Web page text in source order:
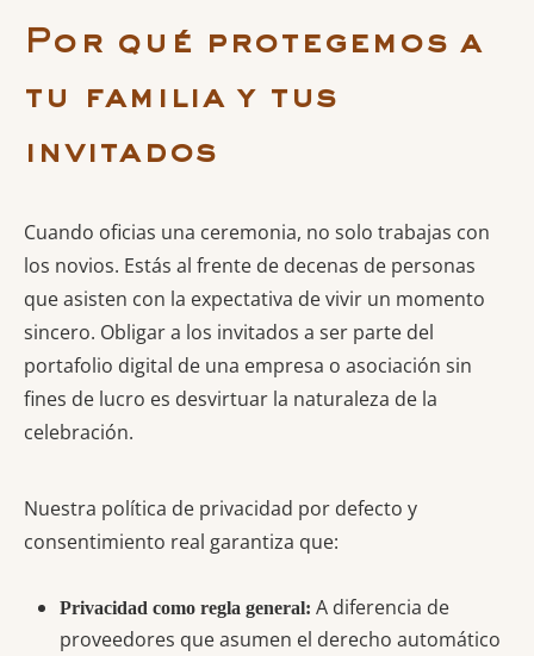
Por qué protegemos a
tu familia y tus
invitados
Cuando oficias una ceremonia, no solo trabajas con
los novios. Estás al frente de decenas de personas
que asisten con la expectativa de vivir un momento
sincero. Obligar a los invitados a ser parte del
portafolio digital de una empresa o asociación sin
fines de lucro es desvirtuar la naturaleza de la
celebración.
Nuestra política de privacidad por defecto y
consentimiento real garantiza que:
Privacidad como regla general: A diferencia de
proveedores que asumen el derecho automático